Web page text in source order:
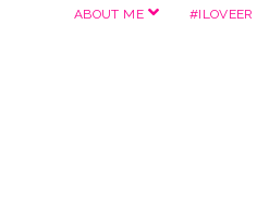
ABOUT ME apri
#ILOVEER